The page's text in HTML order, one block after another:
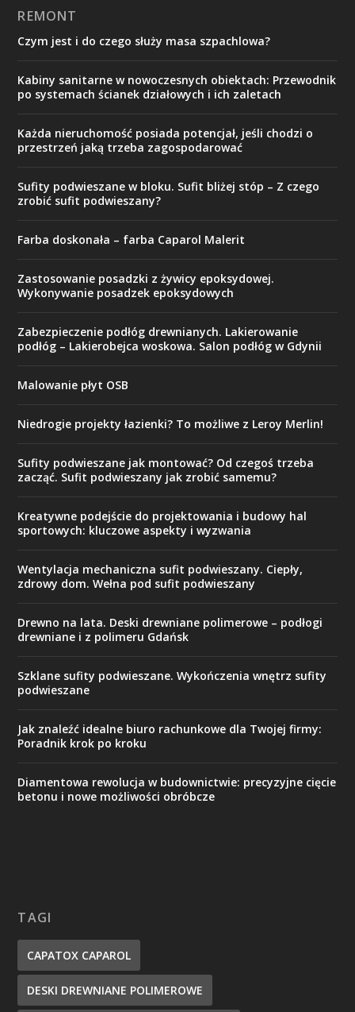
REMONT
Czym jest i do czego służy masa szpachlowa?
Kabiny sanitarne w nowoczesnych obiektach: Przewodnik
po systemach ścianek działowych i ich zaletach
Każda nieruchomość posiada potencjał, jeśli chodzi o
przestrzeń jaką trzeba zagospodarować
Sufity podwieszane w bloku. Sufit bliżej stóp – Z czego
zrobić sufit podwieszany?
Farba doskonała – farba Caparol Malerit
Zastosowanie posadzki z żywicy epoksydowej.
Wykonywanie posadzek epoksydowych
Zabezpieczenie podłóg drewnianych. Lakierowanie
podłóg – Lakierobejca woskowa. Salon podłóg w Gdynii
Malowanie płyt OSB
Niedrogie projekty łazienki? To możliwe z Leroy Merlin!
Sufity podwieszane jak montować? Od czegoś trzeba
zacząć. Sufit podwieszany jak zrobić samemu?
Kreatywne podejście do projektowania i budowy hal
sportowych: kluczowe aspekty i wyzwania
Wentylacja mechaniczna sufit podwieszany. Ciepły,
zdrowy dom. Wełna pod sufit podwieszany
Drewno na lata. Deski drewniane polimerowe – podłogi
drewniane i z polimeru Gdańsk
Szklane sufity podwieszane. Wykończenia wnętrz sufity
podwieszane
Jak znaleźć idealne biuro rachunkowe dla Twojej firmy:
Poradnik krok po kroku
Diamentowa rewolucja w budownictwie: precyzyjne cięcie
betonu i nowe możliwości obróbcze
TAGI
CAPATOX CAPAROL
DESKI DREWNIANE POLIMEROWE